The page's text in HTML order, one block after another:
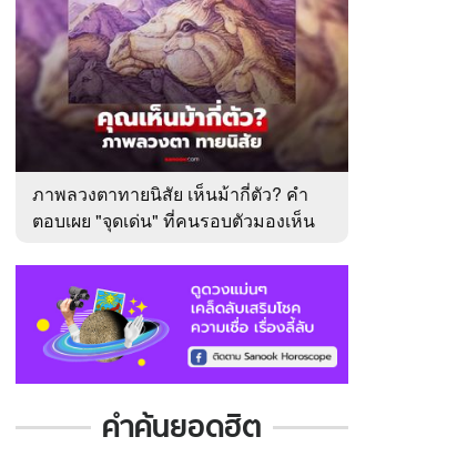
ภาพลวงตาทายนิสัย เห็นม้ากี่ตัว? คำ
ตอบเผย "จุดเด่น" ที่คนรอบตัวมองเห็น
คำค้นยอดฮิต